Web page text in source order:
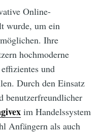
Online-
wurde, um ein
Ihre
hochmoderne
und
Durch den Einsatz
benutzerfreundlicher
im Handelssystem
Anfängern als auch